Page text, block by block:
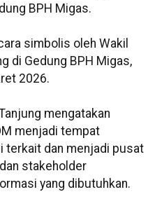
BPH Migas.
simbolis oleh Wakil
di Gedung BPH Migas,
2026.
mengatakan
menjadi tempat
terkait dan menjadi pusat
stakeholder
yang dibutuhkan.